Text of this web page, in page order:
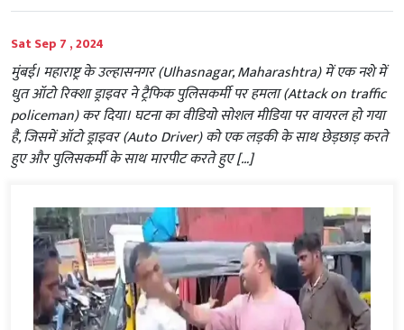
Sat Sep 7 , 2024
मुंबई। महाराष्ट्र के उल्हासनगर (Ulhasnagar, Maharashtra) में एक नशे में
धुत ऑटो रिक्शा ड्राइवर ने ट्रैफिक पुलिसकर्मी पर हमला (Attack on traffic
policeman) कर दिया। घटना का वीडियो सोशल मीडिया पर वायरल हो गया
है, जिसमें ऑटो ड्राइवर (Auto Driver) को एक लड़की के साथ छेड़छाड़ करते
हुए और पुलिसकर्मी के साथ मारपीट करते हुए […]